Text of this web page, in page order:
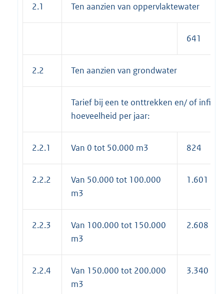
2.1 Ten aanzien van oppervlaktewater
641
2.2 Ten aanzien van grondwater
Tarief bij een te onttrekken en/ of
hoeveelheid per jaar:
2.2.1 Van 0 tot 50.000 m3 824
2.2.2
Van 50.000 tot 100.000
m3
1.601
2.2.3
Van 100.000 tot 150.000
m3
2.608
2.2.4
Van 150.000 tot 200.000
m3
3.340